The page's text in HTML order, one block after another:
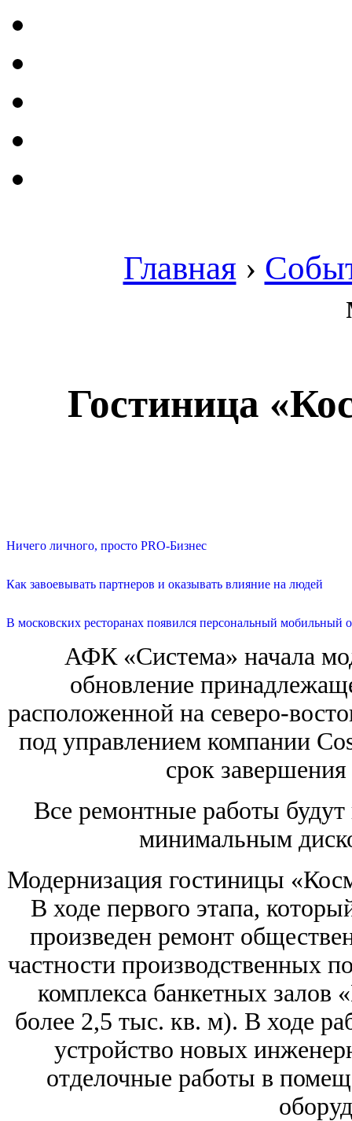
Главная ›
Гостиница
Ничего личного, просто PRO-Бизнес
Как завоевывать партнеров и оказывать влияние на людей
В московских ресторанах появился персональный мобильный
АФК «Система» начала
обновление
расположенной на северо-
под управлением компании
срок
Все ремонтные работы
минимальным
Модернизация гостиницы
В ходе первого этапа,
произведен ремонт
частности производственных
комплекса банкетных
более 2,5 тыс. кв. м). В ходе
устройство новых
отделочные работы в